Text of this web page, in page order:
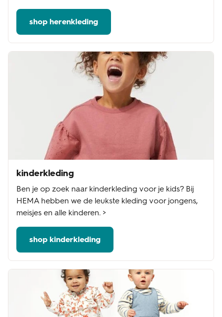
shop herenkleding
kinderkleding
Ben je op zoek naar kinderkleding voor je kids? Bij
HEMA hebben we de leukste kleding voor jongens,
meisjes en alle kinderen. >
shop kinderkleding